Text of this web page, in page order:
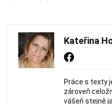
Kateřina
Práce s texty
zároveň
vášeň stejně